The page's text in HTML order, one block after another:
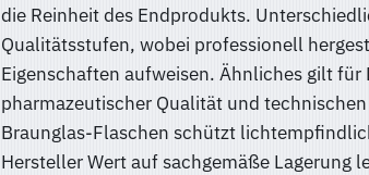
die Reinheit des Endprodukts.
Qualitätsstufen, wobei professionell
Eigenschaften aufweisen. Ähnliches gilt für
pharmazeutischer Qualität und
Braunglas-Flaschen schützt
Hersteller Wert auf sachgemäße Lagerung